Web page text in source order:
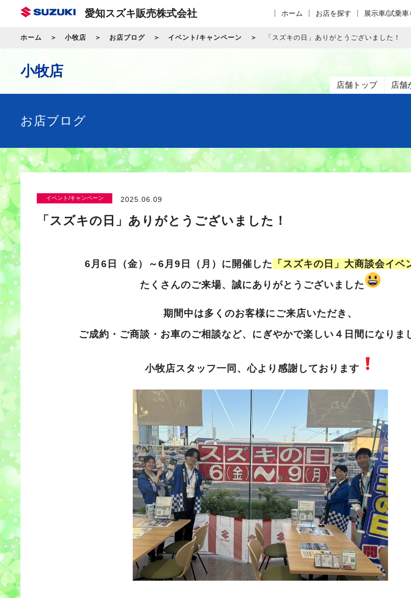
愛知スズキ販売株式会社 ホーム お店を探す 展示車/試乗車
ホーム 小牧店 お店ブログ イベント/キャンペーン 「スズキの日」ありがとうございました！
小牧店
店舗トップ 店舗
お店ブログ
イベント/キャンペーン 2025.06.09
「スズキの日」ありがとうございました！
6月6日（金）～6月9日（月）に開催した 「スズキの日」大商談会イベ
たくさんのご来場、誠にありがとうございました
期間中は多くのお客様にご来店いただき、
ご成約・ご商談・お車のご相談など、にぎやかで楽しい４日間になりま
小牧店スタッフ一同、心より感謝しております